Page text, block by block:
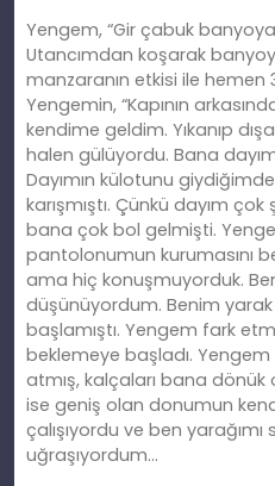
Yengem, “Gir çabuk
Utancımdan koşarak
manzaranın etkisi ile hemen
Yengemin, “Kapının
kendime geldim. Yıkanıp
halen gülüyordu. Bana
Dayımın külotunu
karışmıştı. Çünkü dayım
bana çok bol gelmişti.
pantolonumun kurumasını
ama hiç konuşmuyorduk.
düşünüyordum. Benim
başlamıştı. Yengem fark
beklemeye başladı.
atmış, kalçaları bana
ise geniş olan donumun
çalışıyordu ve ben yarağımı
uğraşıyordum…